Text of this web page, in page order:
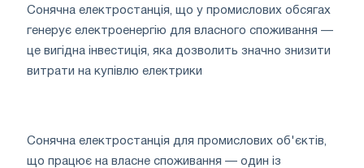
Сонячна електростанція, що у промислових обсягах
генерує електроенергію для власного споживання —
це вигідна інвестиція, яка дозволить значно знизити
витрати на купівлю електрики
Сонячна електростанція для промислових об'єктів,
що працює на власне споживання — один із